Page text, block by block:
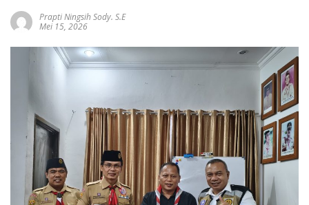
Prapti Ningsih Sody. S.E
Mei 15, 2026